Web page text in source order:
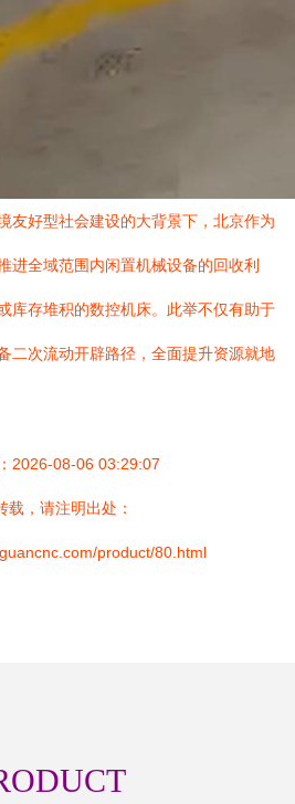
友好型社会建设的大背景下，北京作为
进全域范围内闲置机械设备的回收利
库存堆积的数控机床。此举不仅有助于
二次流动开辟路径，全面提升资源就地
2026-08-06 03:29:07
载，请注明出处：
product/80.html